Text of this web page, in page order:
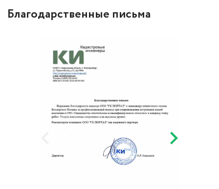
Благодарственные письма